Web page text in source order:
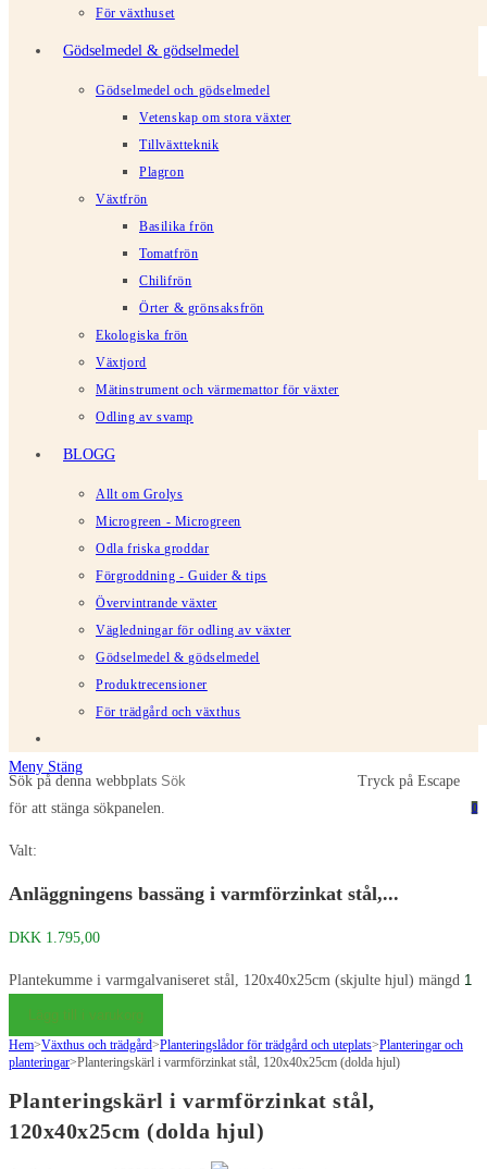
För växthuset
Gödselmedel & gödselmedel
Gödselmedel och gödselmedel
Vetenskap om stora växter
Tillväxtteknik
Plagron
Växtfrön
Basilika frön
Tomatfrön
Chilifrön
Örter & grönsaksfrön
Ekologiska frön
Växtjord
Mätinstrument och värmemattor för växter
Odling av svamp
BLOGG
Allt om Grolys
Microgreen - Microgreen
Odla friska groddar
Förgroddning - Guider & tips
Övervintrande växter
Vägledningar för odling av växter
Gödselmedel & gödselmedel
Produktrecensioner
För trädgård och växthus
0
Meny Stäng
Sök på denna webbplats
Tryck på Escape
för att stänga sökpanelen.
Valt:
Anläggningens bassäng i varmförzinkat stål,...
DKK 1.795,00
Plantekumme i varmgalvaniseret stål, 120x40x25cm (skjulte hjul) mängd
Lägg till i varukorg
Hem>Växthus och trädgård>Planteringslådor för trädgård och uteplats>Planteringar och
planteringar>Planteringskärl i varmförzinkat stål, 120x40x25cm (dolda hjul)
Planteringskärl i varmförzinkat stål,
120x40x25cm (dolda hjul)